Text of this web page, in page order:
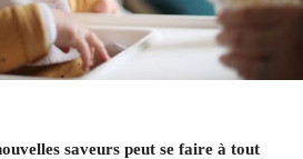
saveurs peut se faire à tout